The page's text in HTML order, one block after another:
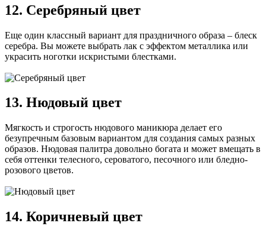
12. Серебряный цвет
Еще один классный вариант для праздничного образа – блеск
серебра. Вы можете выбрать лак с эффектом металлика или
украсить ноготки искристыми блестками.
13. Нюдовый цвет
Мягкость и строгость нюдового маникюра делает его
безупречным базовым вариантом для создания самых разных
образов. Нюдовая палитра довольно богата и может вмещать в
себя оттенки телесного, сероватого, песочного или бледно-
розового цветов.
14. Коричневый цвет